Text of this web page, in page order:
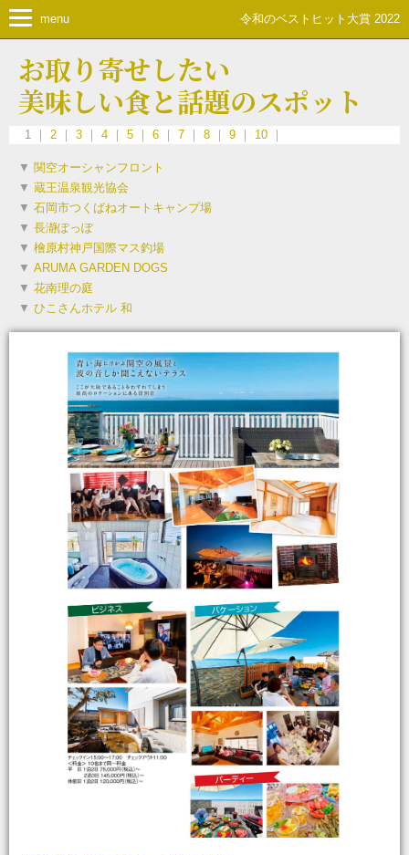
menu 令和のベストヒット大賞 2022
お取り寄せしたい
美味しい食と話題のスポット
1 ｜ 2 3 4 5 6 7 8 9 10
▼ 関空オーシャンフロント
▼ 蔵王温泉観光協会
▼ 石岡市つくばねオートキャンプ場
▼ 長瀞ぽっぽ
▼ 檜原村神戸国際マス釣場
▼ ARUMA GARDEN DOGS
▼ 花南理の庭
▼ ひこさんホテル 和